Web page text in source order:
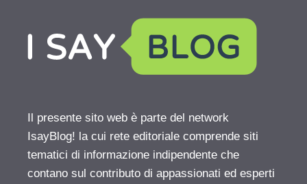
Il presente sito web è parte del network
IsayBlog! la cui rete editoriale comprende siti
tematici di informazione indipendente che
contano sul contributo di appassionati ed esperti